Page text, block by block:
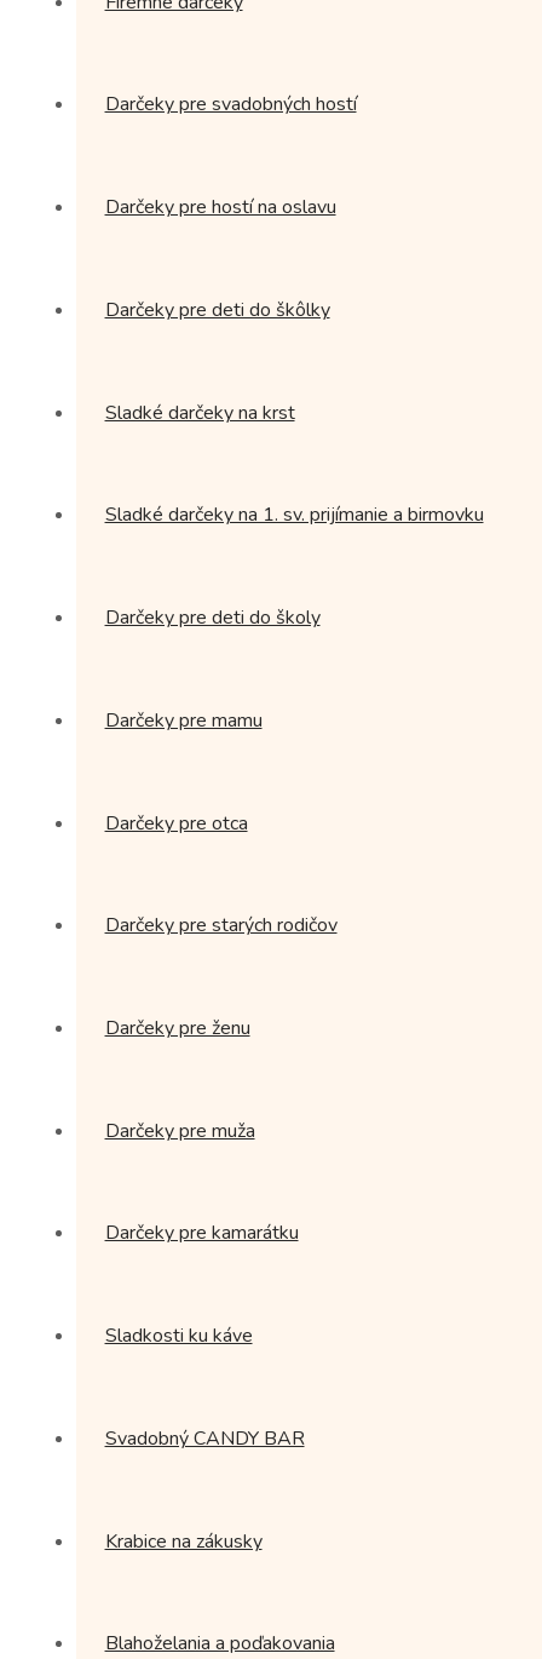
Darčeky pre svadobných hostí
Darčeky pre hostí na oslavu
Darčeky pre deti do škôlky
Sladké darčeky na krst
Sladké darčeky na 1. sv. prijímanie a birmovku
Darčeky pre deti do školy
Darčeky pre mamu
Darčeky pre otca
Darčeky pre starých rodičov
Darčeky pre ženu
Darčeky pre muža
Darčeky pre kamarátku
Sladkosti ku káve
Svadobný CANDY BAR
Krabice na zákusky
Blahoželania a poďakovania